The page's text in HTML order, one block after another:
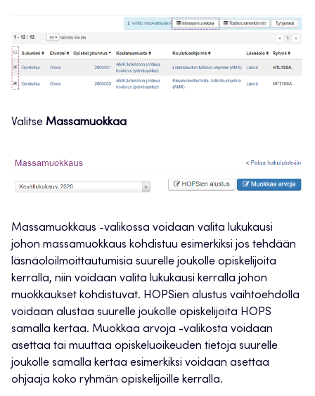
Valitse Massamuokkaa
Massamuokkaus -valikossa voidaan valita lukukausi
johon massamuokkaus kohdistuu esimerkiksi jos tehdään
läsnäoloilmoittautumisia suurelle joukolle opiskelijoita
kerralla, niin voidaan valita lukukausi kerralla johon
muokkaukset kohdistuvat. HOPSien alustus vaihtoehdolla
voidaan alustaa suurelle joukolle opiskelijoita HOPS
samalla kertaa. Muokkaa arvoja -valikosta voidaan
asettaa tai muuttaa opiskeluoikeuden tietoja suurelle
joukolle samalla kertaa esimerkiksi voidaan asettaa
ohjaaja koko ryhmän opiskelijoille kerralla.